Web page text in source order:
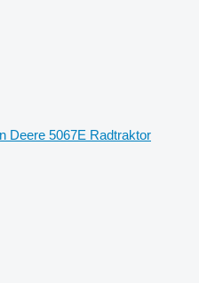
Deere 5067E Radtraktor